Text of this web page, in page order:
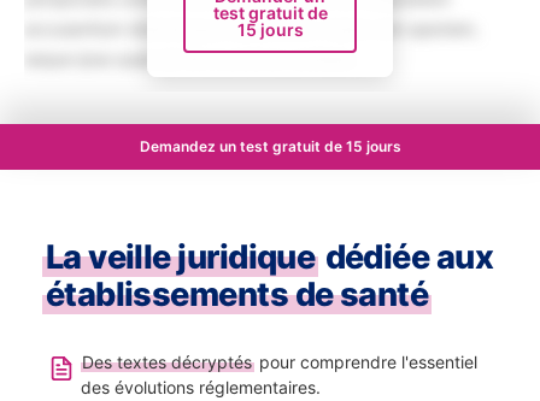
accusantium doloremque laudantium, totam rem aperiam,
eaque ipsa quae ab illo inventore veritatis.
test gratuit de
15 jours
Demandez un test gratuit de 15 jours
La veille juridique dédiée aux
établissements de santé
Des textes décryptéspour comprendre l'essentiel
des évolutions réglementaires.